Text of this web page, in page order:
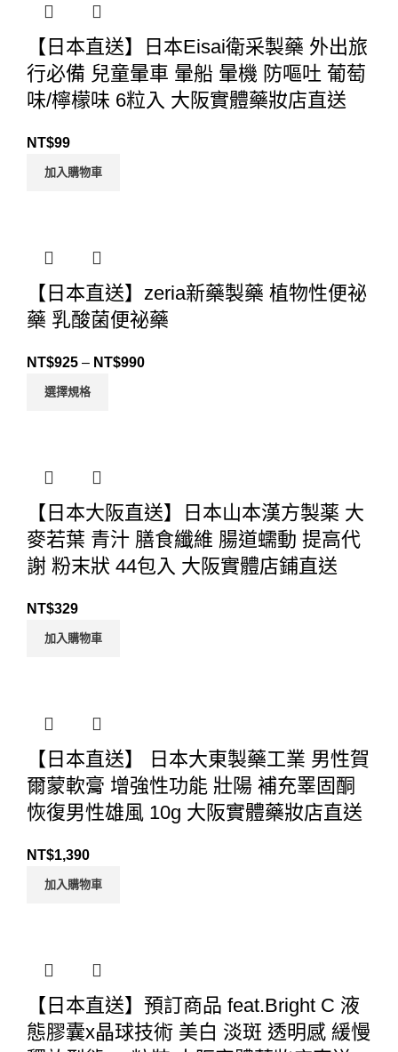
【日本直送】日本Eisai衛采製藥 外出旅
行必備 兒童暈車 暈船 暈機 防嘔吐 葡萄
味/檸檬味 6粒入 大阪實體藥妝店直送
NT$99
加入購物車
【日本直送】zeria新藥製藥 植物性便祕
藥 乳酸菌便祕藥
NT$925 – NT$990
選擇規格
【日本大阪直送】日本山本漢方製薬 大
麥若葉 青汁 膳食纖維 腸道蠕動 提高代
謝 粉末狀 44包入 大阪實體店鋪直送
NT$329
加入購物車
【日本直送】 日本大東製藥工業 男性賀
爾蒙軟膏 增強性功能 壯陽 補充睪固酮
恢復男性雄風 10g 大阪實體藥妝店直送
NT$1,390
加入購物車
【日本直送】預訂商品 feat.Bright C 液
態膠囊x晶球技術 美白 淡斑 透明感 緩慢